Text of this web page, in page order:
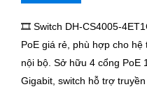
🎞 Switch DH-CS4005-
PoE giá rẻ, phù hợp cho
nội bộ. Sở hữu 4 cổng PoE
Gigabit, switch hỗ trợ